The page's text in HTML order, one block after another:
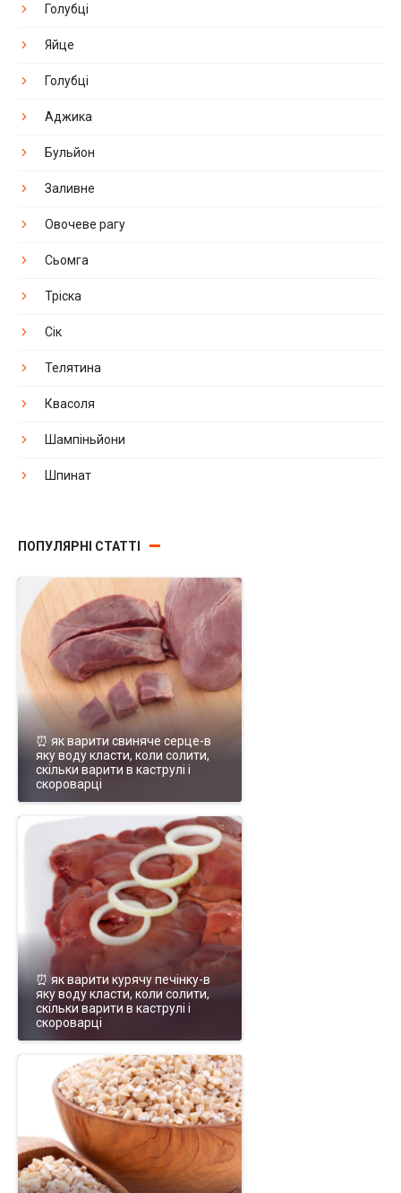
Голубці
Яйце
Голубці
Аджика
Бульйон
Заливне
Овочеве рагу
Сьомга
Тріска
Сік
Телятина
Квасоля
Шампіньйони
Шпинат
ПОПУЛЯРНІ СТАТТІ
⏰ як варити свиняче серце-в
яку воду класти, коли солити,
скільки варити в каструлі і
скороварці
⏰ як варити курячу печінку-в
яку воду класти, коли солити,
скільки варити в каструлі і
скороварці